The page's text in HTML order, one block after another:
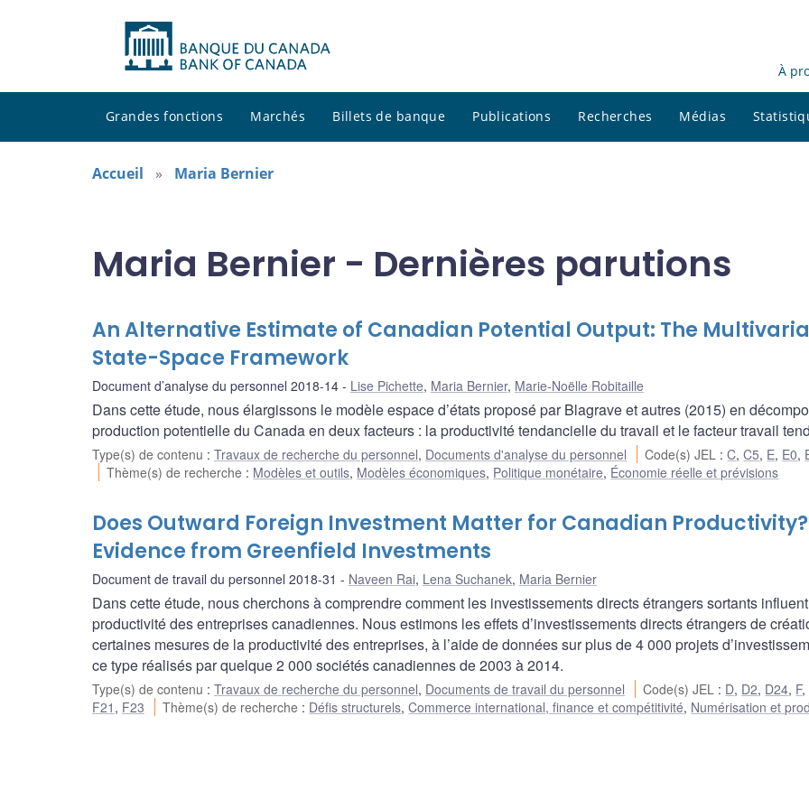
À
Grandes fonctions Marchés Billets de banque Publications Recherches Médias
Accueil Maria Bernier
Maria Bernier - Dernières parutions
An Alternative Estimate of Canadian Potential Output: The
State-Space Framework
Document d’analyse du personnel 2018-14 Lise Pichette, Maria Bernier, Marie-Noëlle Robitaille
Dans cette étude, nous élargissons le modèle espace d’états proposé par Blagrave et autres (2015) en
production potentielle du Canada en deux facteurs : la productivité tendancielle du travail et le facteur travail
Type(s) de contenu : Travaux de recherche du personnel, Documents d'analyse du personnel Code(s) JEL :C,C5, E, E0,
Thème(s) de recherche : Modèles et outils, Modèles économiques, Politique monétaire, Économie réelle et prévisions
Does Outward Foreign Investment Matter for Canadian Productivity?
Evidence from Greenfield Investments
Document de travail du personnel 2018-31 Naveen Rai, Lena Suchanek, Maria Bernier
Dans cette étude, nous cherchons à comprendre comment les investissements directs étrangers sortants
productivité des entreprises canadiennes. Nous estimons les effets d’investissements directs étrangers de
certaines mesures de la productivité des entreprises, à l’aide de données sur plus de 4 000 projets
ce type réalisés par quelque 2 000 sociétés canadiennes de 2003 à 2014.
Type(s) de contenu : Travaux de recherche du personnel, Documents de travail du personnel Code(s) JEL : D, D2, D24, F,
F21 , F23 Thème(s) de recherche : Défis structurels,Commerce international, finance et compétitivité, Numérisation et